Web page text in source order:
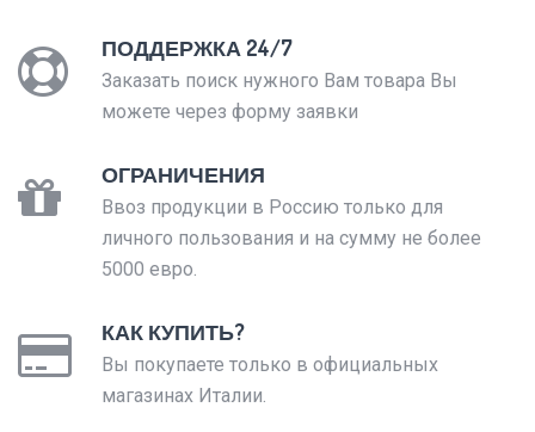
ПОДДЕРЖКА 24/7
Заказать поиск нужного Вам товара Вы
можете через форму заявки
ОГРАНИЧЕНИЯ
Ввоз продукции в Россию только для
личного пользования и на сумму не более
5000 евро.
КАК КУПИТЬ?
Вы покупаете только в официальных
магазинах Италии.